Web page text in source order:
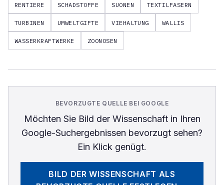
RENTIERE SCHADSTOFFE SUONEN TEXTILFASERN
TURBINEN UMWELTGIFTE VIEHALTUNG WALLIS
WASSERKRAFTWERKE ZOONOSEN
BEVORZUGTE QUELLE BEI GOOGLE
Möchten Sie Bild der Wissenschaftin Ihren
Google-Suchergebnissen bevorzugt sehen?
Ein Klick genügt.
BILD DER WISSENSCHAFT ALS